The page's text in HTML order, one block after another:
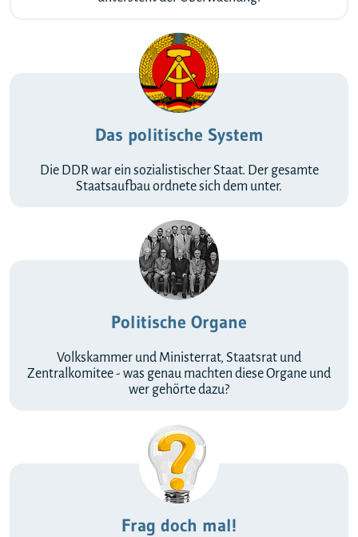
Das politische System
Die DDR war ein sozialistischer Staat. Der gesamte
Staatsaufbau ordnete sich dem unter.
Politische Organe
Volkskammer und Ministerrat, Staatsrat und
Zentralkomitee - was genau machten diese Organe und
wer gehörte dazu?
Frag doch mal!